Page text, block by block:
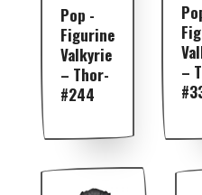
Pop -
Figurine
Valkyrie
– Thor-
#244
–